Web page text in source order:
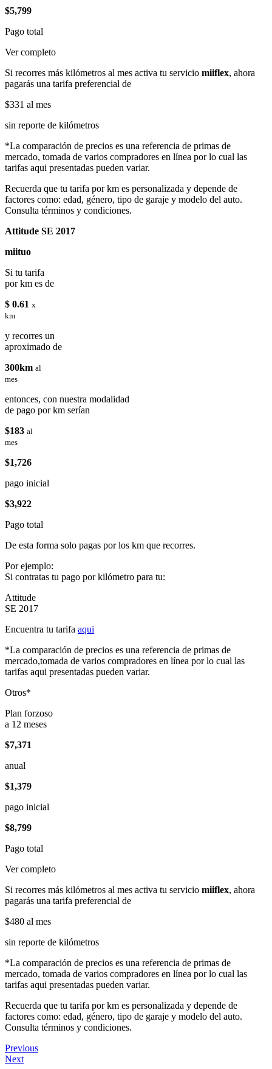
$5,799
Pago total
Ver completo
Si recorres más kilómetros al mes activa tu servicio miiflex, ahora
pagarás una tarifa preferencial de
$331 al mes
sin reporte de kilómetros
*La comparación de precios es una referencia de primas de
mercado, tomada de varios compradores en línea por lo cual las
tarifas aqui presentadas pueden variar.
Recuerda que tu tarifa por km es personalizada y depende de
factores como: edad, género, tipo de garaje y modelo del auto.
Consulta términos y condiciones.
Attitude SE 2017
miituo
Si tu tarifa
por km es de
$ 0.61 x
km
y recorres un
aproximado de
300km al
mes
entonces, con nuestra modalidad
de pago por km serían
$183 al
mes
$1,726
pago inicial
$3,922
Pago total
De esta forma solo pagas por los km que recorres.
Por ejemplo:
Si contratas tu pago por kilómetro para tu:
Attitude
SE 2017
Encuentra tu tarifa aqui
*La comparación de precios es una referencia de primas de
mercado,tomada de varios compradores en línea por lo cual las
tarifas aqui presentadas pueden variar.
Otros*
Plan forzoso
a 12 meses
$7,371
anual
$1,379
pago inicial
$8,799
Pago total
Ver completo
Si recorres más kilómetros al mes activa tu servicio miiflex, ahora
pagarás una tarifa preferencial de
$480 al mes
sin reporte de kilómetros
*La comparación de precios es una referencia de primas de
mercado, tomada de varios compradores en línea por lo cual las
tarifas aqui presentadas pueden variar.
Recuerda que tu tarifa por km es personalizada y depende de
factores como: edad, género, tipo de garaje y modelo del auto.
Consulta términos y condiciones.
Previous
Next